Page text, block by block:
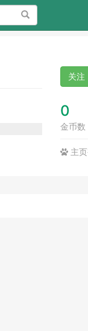
搜索
关注
0
金币数
主页